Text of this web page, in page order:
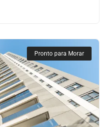
Pronto para Morar